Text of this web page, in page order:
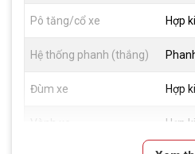
Pô tăng/cổ xe Hợp
Hệ thống phanh (thắng)
Đùm xe Hợp
Hợp